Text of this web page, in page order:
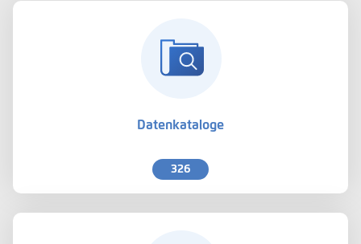
Datenkataloge
326